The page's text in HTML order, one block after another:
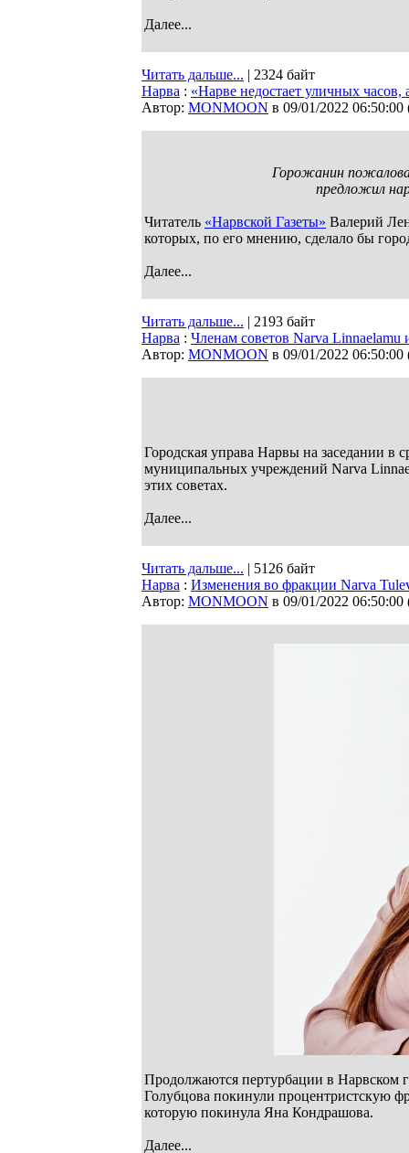
Далее...
Читать дальше... | 2324 байт
Нарва : «Нарве недостает уличных
Автор: MONMOON в 09/01/2022 06:50:00
Горожанин
предложил
Читатель «Нарвской Газеты» Валерий
которых, по его мнению, сделало бы
Далее...
Читать дальше... | 2193 байт
Нарва : Членам советов Narva
Автор: MONMOON в 09/01/2022 06:50:00
Городская управа Нарвы на заседании в
муниципальных учреждений Narva
этих советах.
Далее...
Читать дальше... | 5126 байт
Нарва : Изменения во фракции Narva
Автор: MONMOON в 09/01/2022 06:50:00
Продолжаются пертурбации в Нарвском
Голубцова покинули процентристскую
которую покинула Яна Кондрашова.
Далее...